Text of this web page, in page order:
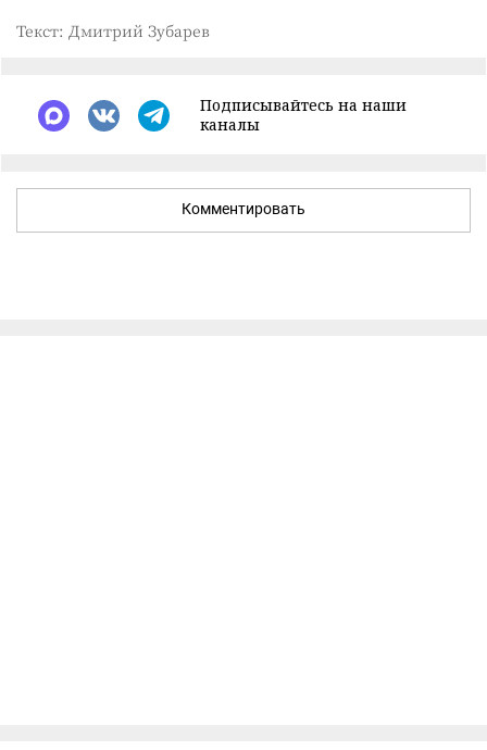
Текст: Дмитрий Зубарев
Подписывайтесь на наши
каналы
Комментировать